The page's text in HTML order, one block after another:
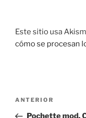
Este sitio usa
cómo se procesan
Navegación
Entrada
anterior:
ANTERIOR
Pochette mod.